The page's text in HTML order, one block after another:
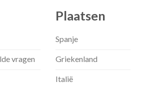
vragen
Plaatsen
Spanje
Griekenland
Italië